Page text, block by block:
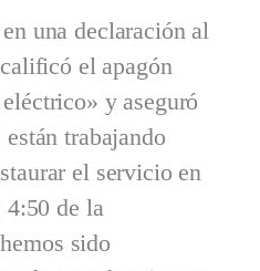
una declaración al
el apagón
y aseguró
trabajando
el servicio en
4:50 de la
sido